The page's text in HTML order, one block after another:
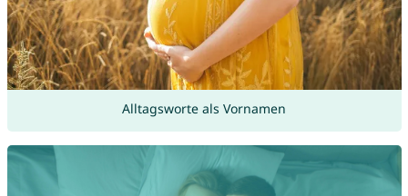
Alltagsworte als Vornamen